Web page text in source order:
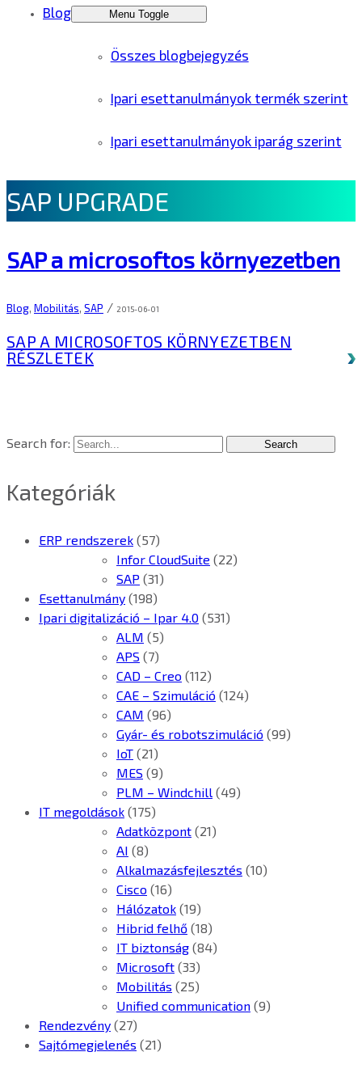
Blog Menu Toggle
Összes blogbejegyzés
Ipari esettanulmányok termék szerint
Ipari esettanulmányok iparág szerint
SAP UPGRADE
SAP a microsoftos környezetben
Blog, Mobilitás, SAP / 2015-06-01
SAP A MICROSOFTOS KÖRNYEZETBEN
RÉSZLETEK
Search for:
Kategóriák
ERP rendszerek (57)
Infor CloudSuite (22)
SAP (31)
Esettanulmány (198)
Ipari digitalizáció – Ipar 4.0 (531)
ALM (5)
APS (7)
CAD – Creo (112)
CAE – Szimuláció (124)
CAM (96)
Gyár- és robotszimuláció (99)
IoT (21)
MES (9)
PLM – Windchill (49)
IT megoldások (175)
Adatközpont (21)
AI (8)
Alkalmazásfejlesztés (10)
Cisco (16)
Hálózatok (19)
Hibrid felhő (18)
IT biztonság (84)
Microsoft (33)
Mobilitás (25)
Unified communication (9)
Rendezvény (27)
Sajtómegjelenés (21)